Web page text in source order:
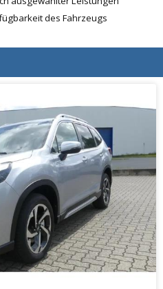
des Fahrzeugs